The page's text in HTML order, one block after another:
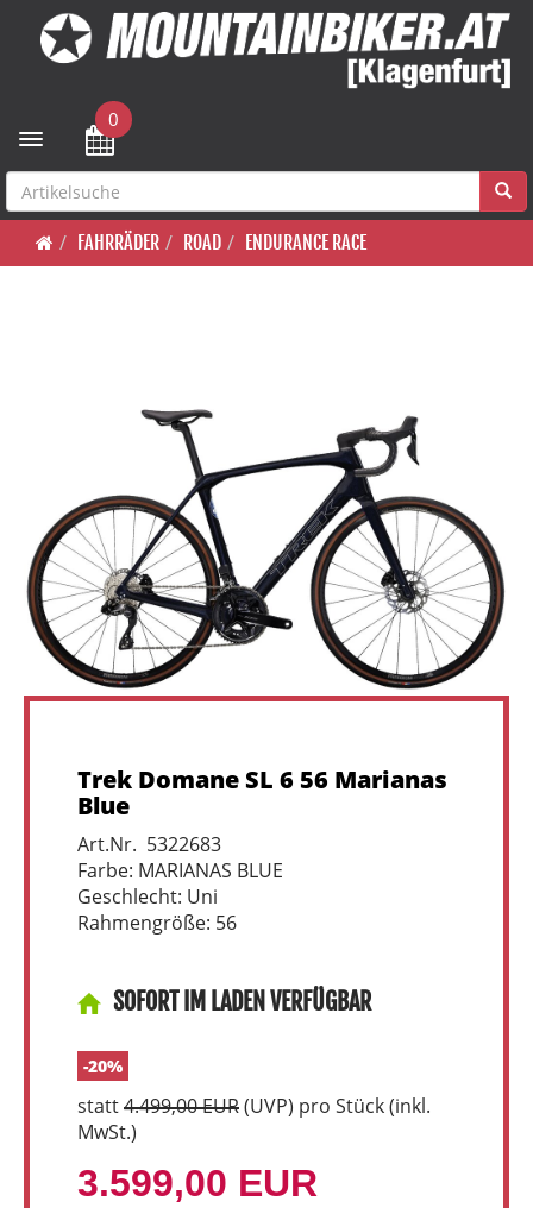
Toggle navigation
0
FAHRRÄDER ROAD ENDURANCE RACE
Trek Domane SL 6 56 Marianas
Blue
Art.Nr. 5322683
Farbe: MARIANAS BLUE
Geschlecht: Uni
Rahmengröße: 56
SOFORT IM LADEN VERFÜGBAR
-20%
statt4.499,00 EUR(UVP) pro Stück (inkl.
MwSt.)
3.599,00 EUR